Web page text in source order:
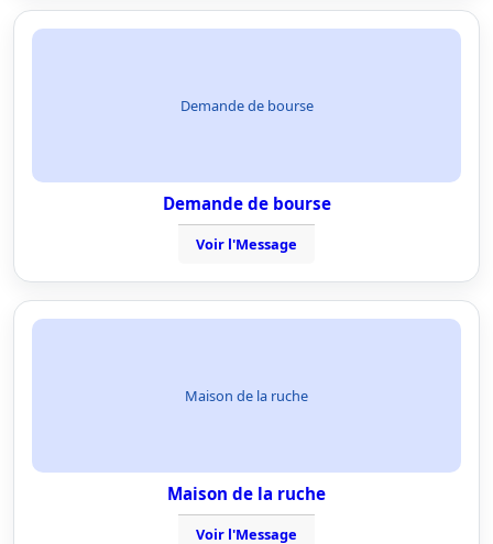
Demande de bourse
Demande de bourse
Voir l'Message
Maison de la ruche
Maison de la ruche
Voir l'Message